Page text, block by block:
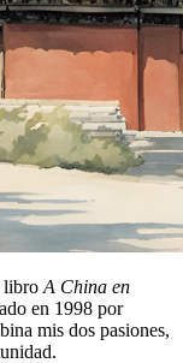
libro A China en
en 1998 por
mis dos pasiones,